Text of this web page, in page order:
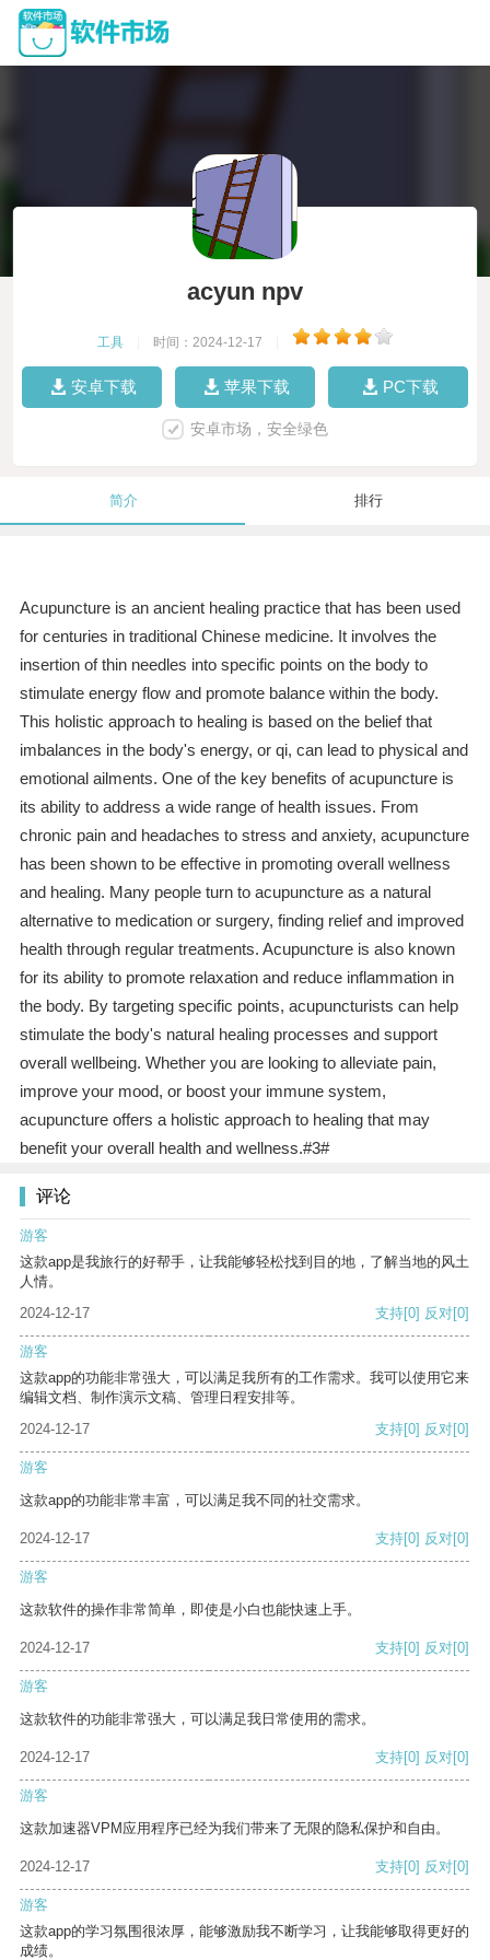
acyun npv
工具 时间：2024-12-17
安卓下载 苹果下载 PC下载
安卓市场，安全绿色
简介 排行
Acupuncture is an ancient healing practice that has been used
for centuries in traditional Chinese medicine. It involves the
insertion of thin needles into specific points on the body to
stimulate energy flow and promote balance within the body.
This holistic approach to healing is based on the belief that
imbalances in the body's energy, or qi, can lead to physical and
emotional ailments. One of the key benefits of acupuncture is
its ability to address a wide range of health issues. From
chronic pain and headaches to stress and anxiety, acupuncture
has been shown to be effective in promoting overall wellness
and healing. Many people turn to acupuncture as a natural
alternative to medication or surgery, finding relief and improved
health through regular treatments. Acupuncture is also known
for its ability to promote relaxation and reduce inflammation in
the body. By targeting specific points, acupuncturists can help
stimulate the body's natural healing processes and support
overall wellbeing. Whether you are looking to alleviate pain,
improve your mood, or boost your immune system,
acupuncture offers a holistic approach to healing that may
benefit your overall health and wellness.#3#
评论
游客
这款app是我旅行的好帮手，让我能够轻松找到目的地，了解当地的风土
人情。
2024-12-17
支持[0] 反对[0]
游客
这款app的功能非常强大，可以满足我所有的工作需求。我可以使用它来
编辑文档、制作演示文稿、管理日程安排等。
2024-12-17
支持[0] 反对[0]
游客
这款app的功能非常丰富，可以满足我不同的社交需求。
2024-12-17 支持[0] 反对[0]
游客
这款软件的操作非常简单，即使是小白也能快速上手。
2024-12-17 支持[0] 反对[0]
游客
这款软件的功能非常强大，可以满足我日常使用的需求。
2024-12-17 支持[0] 反对[0]
游客
这款加速器VPM应用程序已经为我们带来了无限的隐私保护和自由。
2024-12-17 支持[0] 反对[0]
游客
这款app的学习氛围很浓厚，能够激励我不断学习，让我能够取得更好的
成绩。